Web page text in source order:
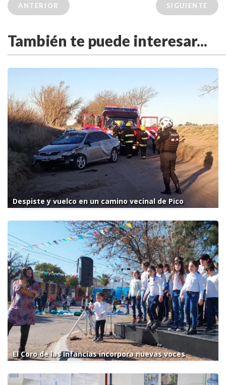
ANTERIOR SIGUIENTE
También te puede interesar...
Despiste y vuelco en un camino vecinal de Pico
El Coro de las Infancias incorpora nuevas voces